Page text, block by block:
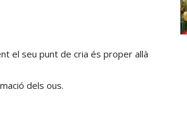
el seu punt de cria és proper allà
dels ous.